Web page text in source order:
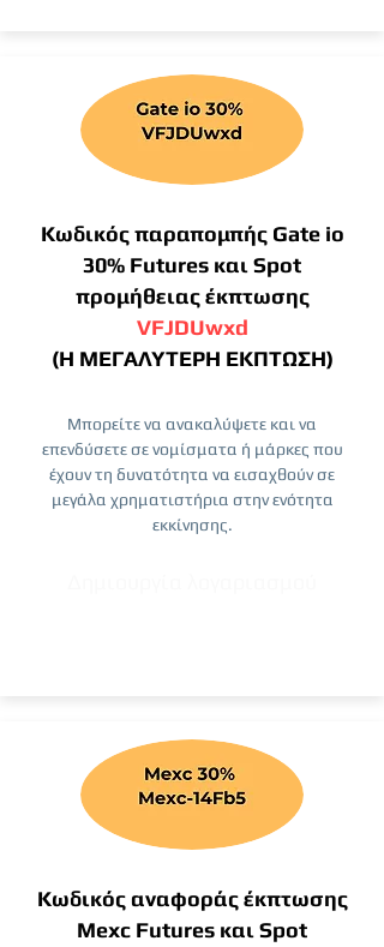
Κωδικός παραπομπής Gate io
30% Futures και Spot
προμήθειας έκπτωσης
VFJDUwxd
(Η ΜΕΓΑΛΥΤΕΡΗ ΕΚΠΤΩΣΗ)
Μπορείτε να ανακαλύψετε και να
επενδύσετε σε νομίσματα ή μάρκες που
έχουν τη δυνατότητα να εισαχθούν σε
μεγάλα χρηματιστήρια στην ενότητα
εκκίνησης.
Κωδικός αναφοράς έκπτωσης
Mexc Futures και Spot